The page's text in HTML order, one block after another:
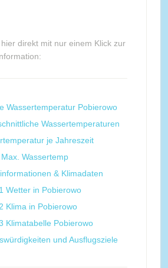
direkt mit nur einem Klick zur
Wassertemperatur Pobierowo
Wassertemperaturen
je Jahreszeit
Wassertemp
& Klimadaten
Wetter in Pobierowo
Klima in Pobierowo
Klimatabelle Pobierowo
und Ausflugsziele